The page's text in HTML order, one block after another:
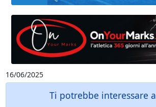
16/06/2025
Ti potrebbe interessare